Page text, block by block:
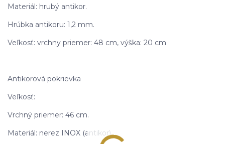
Materiál: hrubý antikor.
Hrúbka antikoru: 1,2 mm.
Veľkosť: vrchny priemer: 48 cm, výška: 20 cm
Antikorová pokrievka
Veľkosť:
Vrchný priemer: 46 cm.
Materiál: nerez INOX (antikor).